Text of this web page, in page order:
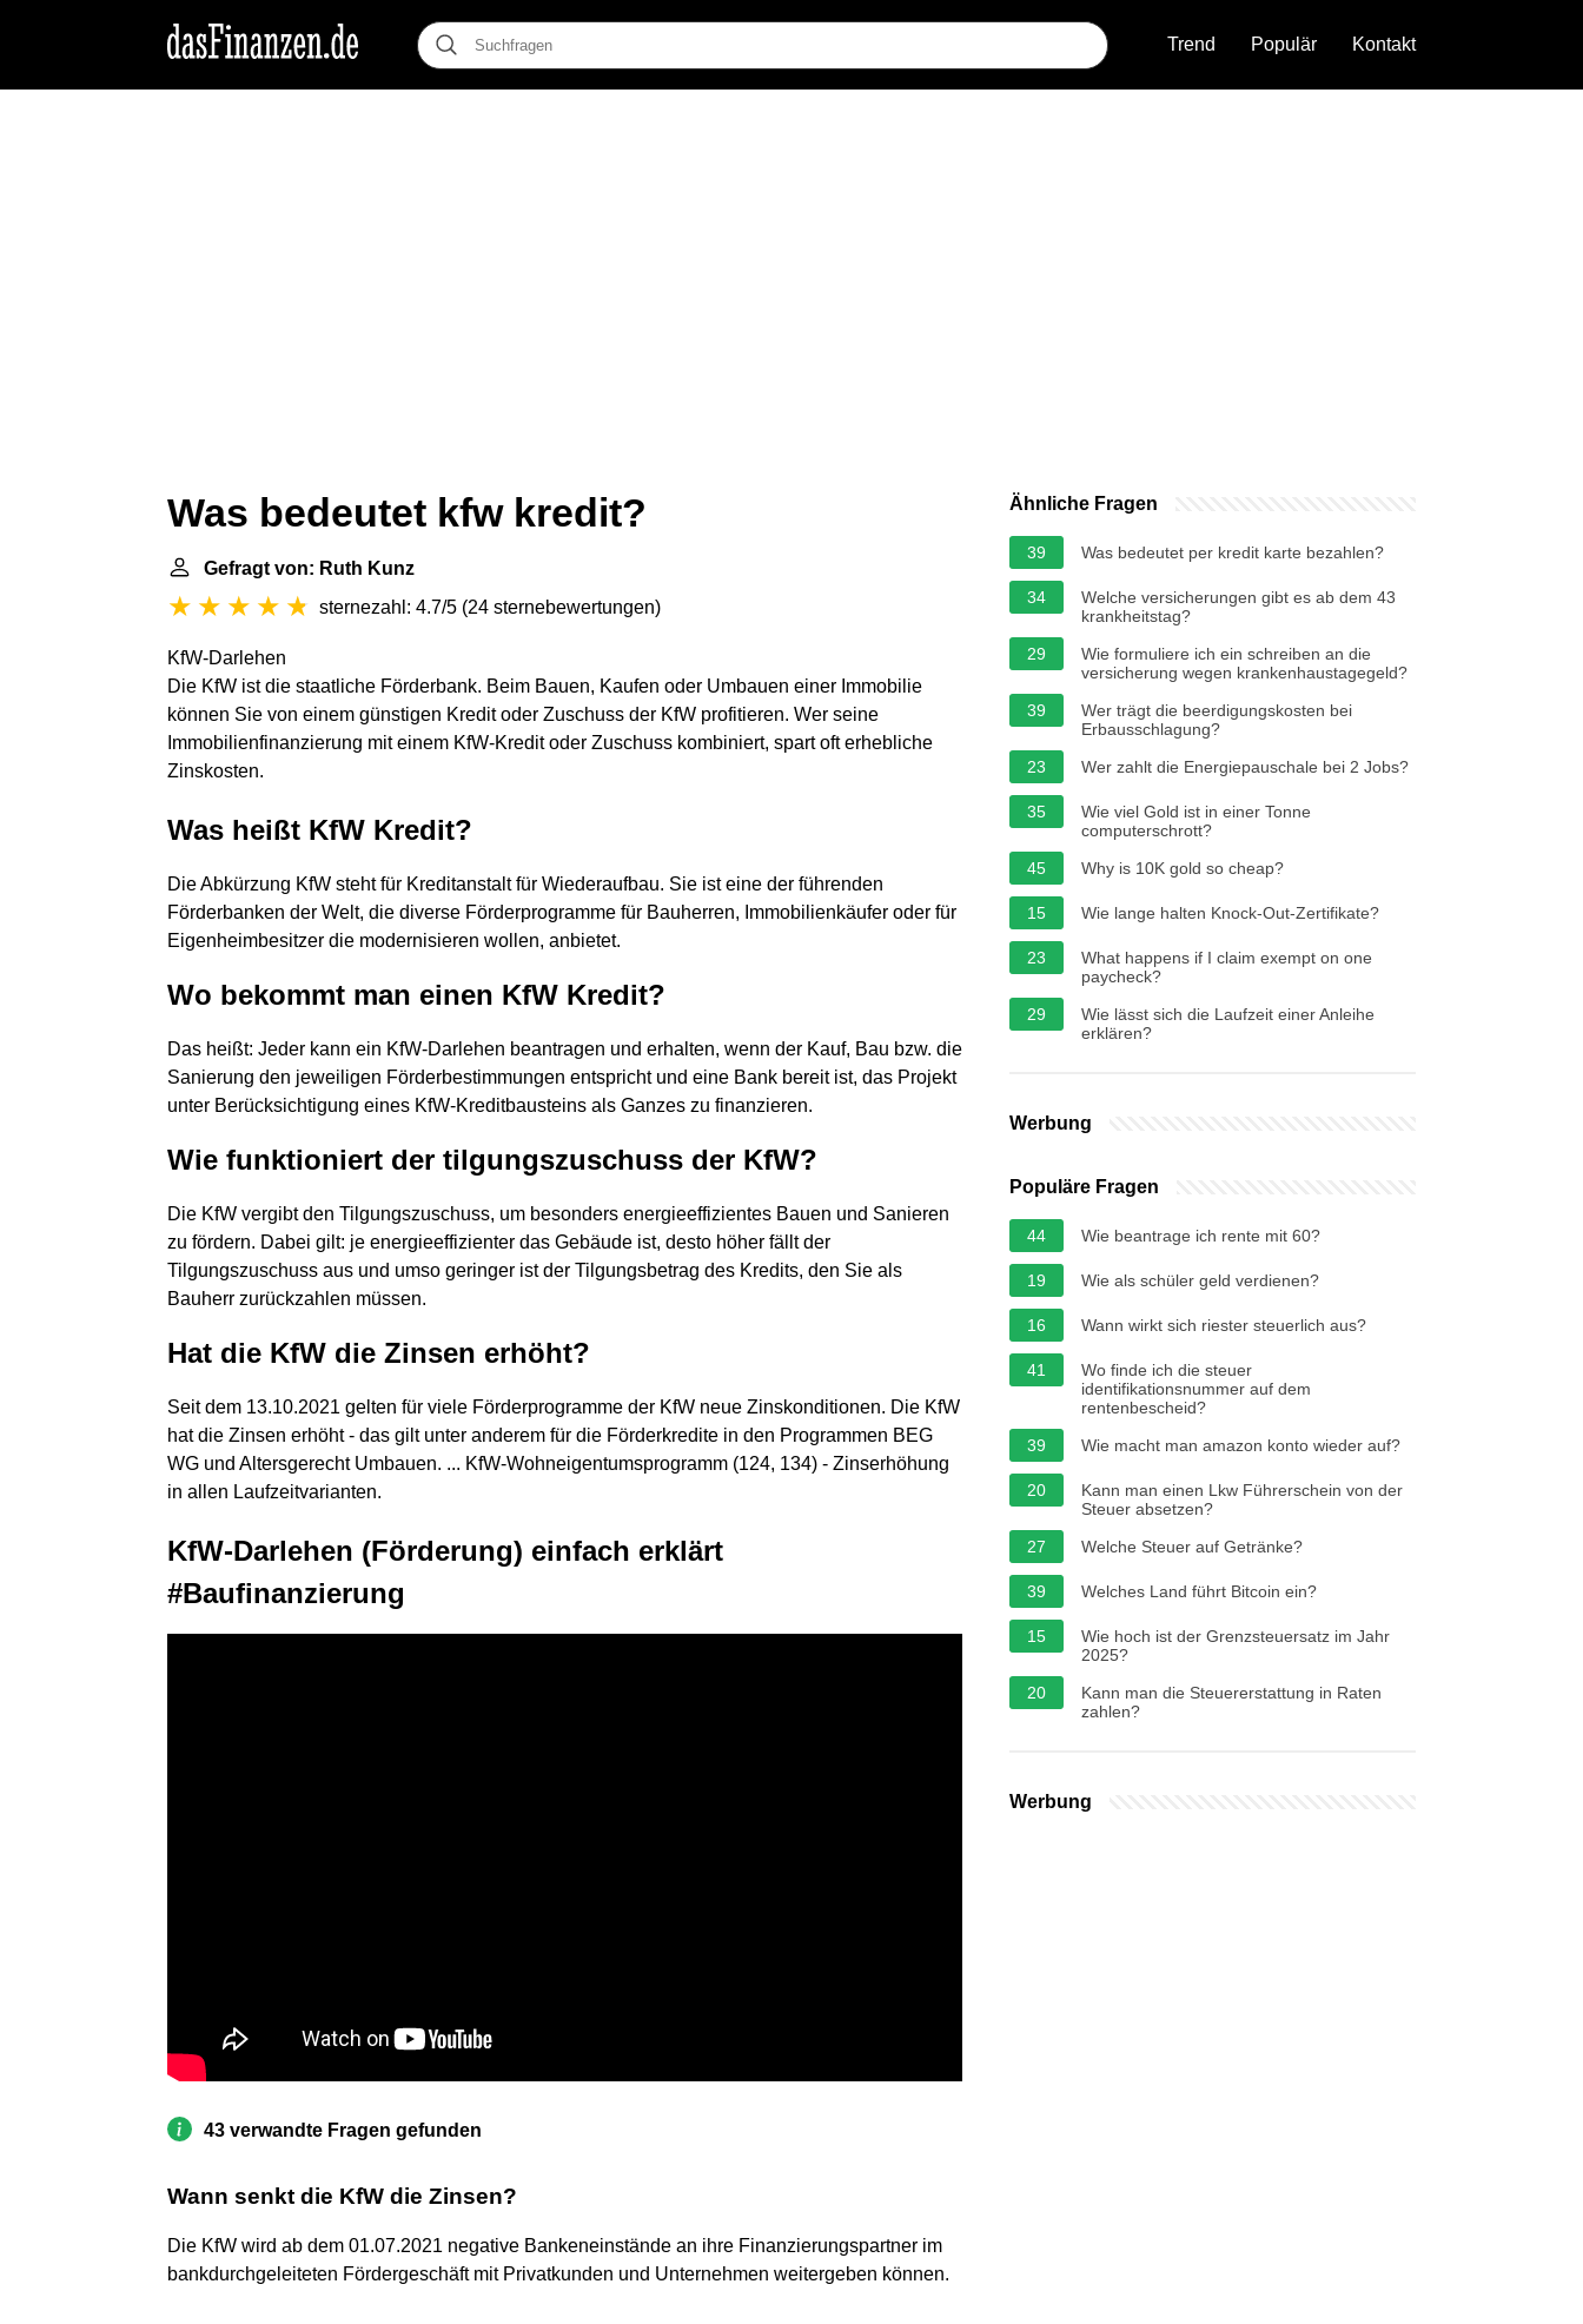
Trend Populär Kontakt
Was bedeutet kfw kredit?
Gefragt von: Ruth Kunz
sternezahl: 4.7/5 (24 sternebewertungen)
KfW-Darlehen
Die KfW ist die staatliche Förderbank. Beim Bauen, Kaufen oder Umbauen einer Immobilie
können Sie von einem günstigen Kredit oder Zuschuss der KfW profitieren. Wer seine
Immobilienfinanzierung mit einem KfW-Kredit oder Zuschuss kombiniert, spart oft erhebliche
Zinskosten.
Was heißt KfW Kredit?
Die Abkürzung KfW steht für Kreditanstalt für Wiederaufbau. Sie ist eine der führenden
Förderbanken der Welt, die diverse Förderprogramme für Bauherren, Immobilienkäufer oder für
Eigenheimbesitzer die modernisieren wollen, anbietet.
Wo bekommt man einen KfW Kredit?
Das heißt: Jeder kann ein KfW-Darlehen beantragen und erhalten, wenn der Kauf, Bau bzw. die
Sanierung den jeweiligen Förderbestimmungen entspricht und eine Bank bereit ist, das Projekt
unter Berücksichtigung eines KfW-Kreditbausteins als Ganzes zu finanzieren.
Wie funktioniert der tilgungszuschuss der KfW?
Die KfW vergibt den Tilgungszuschuss, um besonders energieeffizientes Bauen und Sanieren
zu fördern. Dabei gilt: je energieeffizienter das Gebäude ist, desto höher fällt der
Tilgungszuschuss aus und umso geringer ist der Tilgungsbetrag des Kredits, den Sie als
Bauherr zurückzahlen müssen.
Hat die KfW die Zinsen erhöht?
Seit dem 13.10.2021 gelten für viele Förderprogramme der KfW neue Zinskonditionen. Die KfW
hat die Zinsen erhöht - das gilt unter anderem für die Förderkredite in den Programmen BEG
WG und Altersgerecht Umbauen. ... KfW-Wohneigentumsprogramm (124, 134) - Zinserhöhung
in allen Laufzeitvarianten.
KfW-Darlehen (Förderung) einfach erklärt
#Baufinanzierung
43 verwandte Fragen gefunden
Wann senkt die KfW die Zinsen?
Die KfW wird ab dem 01.07.2021 negative Bankeneinstände an ihre Finanzierungspartner im
bankdurchgeleiteten Fördergeschäft mit Privatkunden und Unternehmen weitergeben können.
Ähnliche Fragen
39 Was bedeutet per kredit karte bezahlen?
34
Welche versicherungen gibt es ab dem 43
krankheitstag?
29
Wie formuliere ich ein schreiben an die
versicherung wegen krankenhaustagegeld?
39
Wer trägt die beerdigungskosten bei
Erbausschlagung?
23
Wer zahlt die Energiepauschale bei 2 Jobs?
35
Wie viel Gold ist in einer Tonne
computerschrott?
45
Why is 10K gold so cheap?
15 Wie lange halten Knock-Out-Zertifikate?
23
What happens if I claim exempt on one
paycheck?
29
Wie lässt sich die Laufzeit einer Anleihe
erklären?
Werbung
Populäre Fragen
44 Wie beantrage ich rente mit 60?
19 Wie als schüler geld verdienen?
16 Wann wirkt sich riester steuerlich aus?
41
Wo finde ich die steuer
identifikationsnummer auf dem
rentenbescheid?
39
Wie macht man amazon konto wieder auf?
20
Kann man einen Lkw Führerschein von der
Steuer absetzen?
27
Welche Steuer auf Getränke?
39 Welches Land führt Bitcoin ein?
15
Wie hoch ist der Grenzsteuersatz im Jahr
2025?
20
Kann man die Steuererstattung in Raten
zahlen?
Werbung